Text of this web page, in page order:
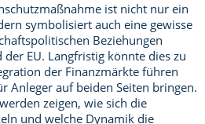
ist nicht nur ein
symbolisiert auch eine gewisse
Beziehungen
EU. Langfristig könnte dies zu
der Finanzmärkte führen
Anleger auf beiden Seiten bringen.
zeigen, wie sich die
und welche Dynamik die